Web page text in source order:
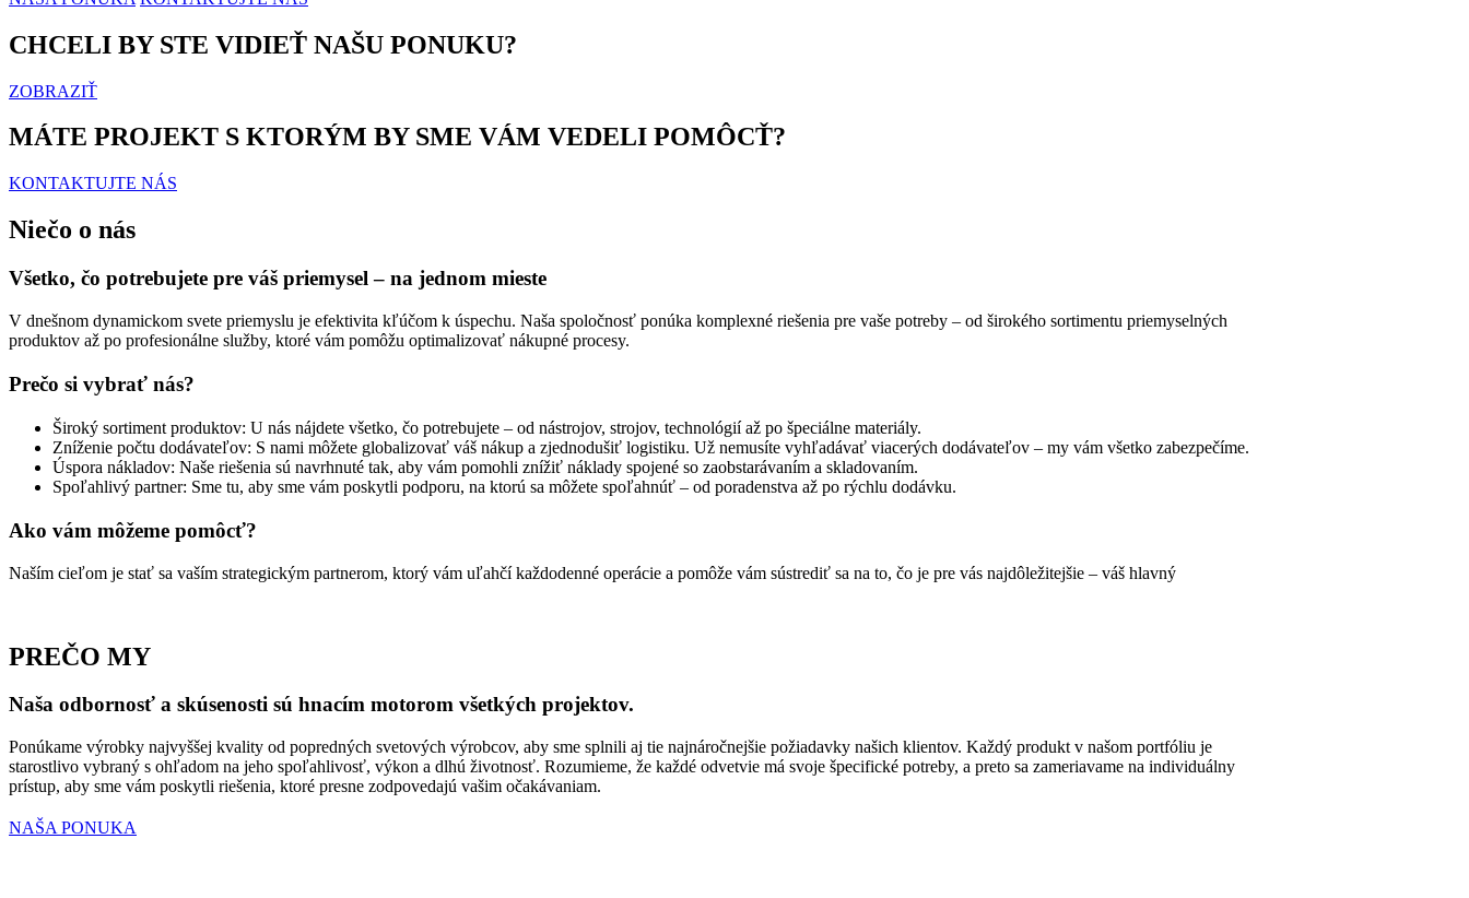
CHCELI BY STE VIDIEŤ NAŠU PONUKU?
ZOBRAZIŤ
MÁTE PROJEKT S KTORÝM BY SME VÁM VEDELI POMÔCŤ?
KONTAKTUJTE NÁS
Niečo o nás
Všetko, čo potrebujete pre váš priemysel – na jednom mieste
V dnešnom dynamickom svete priemyslu je efektivita kľúčom k úspechu. Naša spoločnosť ponúka komplexné riešenia pre vaše potreby – od širokého sortimentu priemyselných
produktov až po profesionálne služby, ktoré vám pomôžu optimalizovať nákupné procesy.
Prečo si vybrať nás?
Široký sortiment produktov: U nás nájdete všetko, čo potrebujete – od nástrojov, strojov, technológií až po špeciálne materiály.
Zníženie počtu dodávateľov: S nami môžete globalizovať váš nákup a zjednodušiť logistiku. Už nemusíte vyhľadávať viacerých dodávateľov – my vám všetko zabezpečíme.
Úspora nákladov: Naše riešenia sú navrhnuté tak, aby vám pomohli znížiť náklady spojené so zaobstarávaním a skladovaním.
Spoľahlivý partner: Sme tu, aby sme vám poskytli podporu, na ktorú sa môžete spoľahnúť – od poradenstva až po rýchlu dodávku.
Ako vám môžeme pomôcť?
Naším cieľom je stať sa vaším strategickým partnerom, ktorý vám uľahčí každodenné operácie a pomôže vám sústrediť sa na to, čo je pre vás najdôležitejšie – váš hlavný
PREČO MY
Naša odbornosť a skúsenosti sú hnacím motorom všetkých projektov.
Ponúkame výrobky najvyššej kvality od popredných svetových výrobcov, aby sme splnili aj tie najnáročnejšie požiadavky našich klientov. Každý produkt v našom portfóliu je
starostlivo vybraný s ohľadom na jeho spoľahlivosť, výkon a dlhú životnosť. Rozumieme, že každé odvetvie má svoje špecifické potreby, a preto sa zameriavame na individuálny
prístup, aby sme vám poskytli riešenia, ktoré presne zodpovedajú vašim očakávaniam.
NAŠA PONUKA